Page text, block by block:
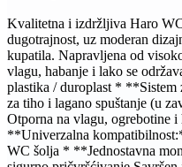
Kvalitetna i izdržljiva Haro
dugotrajnost, uz moderan
kupatila. Napravljena od
vlagu, habanje i lako se
plastika / duroplast * **Sistem
za tiho i lagano spuštanje (u
Otporna na vlagu, ogrebotine
**Univerzalna
WC šolja * **Jednostavna